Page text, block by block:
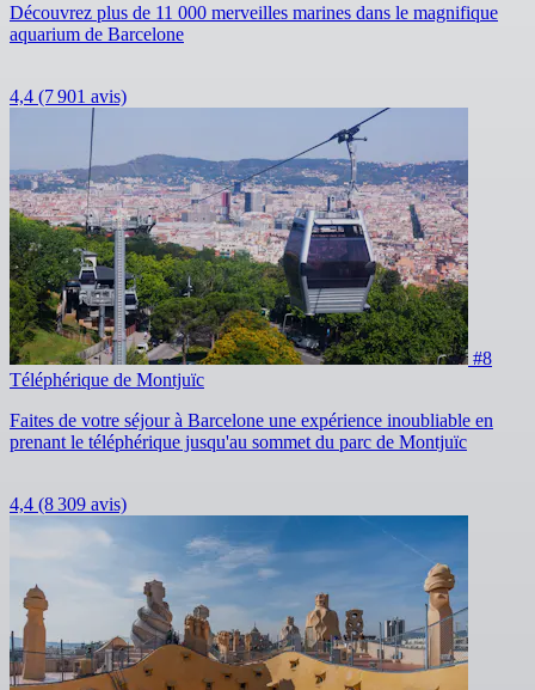
Découvrez plus de 11 000 merveilles marines dans le magnifique
aquarium de Barcelone
4,4 (7 901 avis)
#8
Téléphérique de Montjuïc
Faites de votre séjour à Barcelone une expérience inoubliable en
prenant le téléphérique jusqu'au sommet du parc de Montjuïc
4,4 (8 309 avis)